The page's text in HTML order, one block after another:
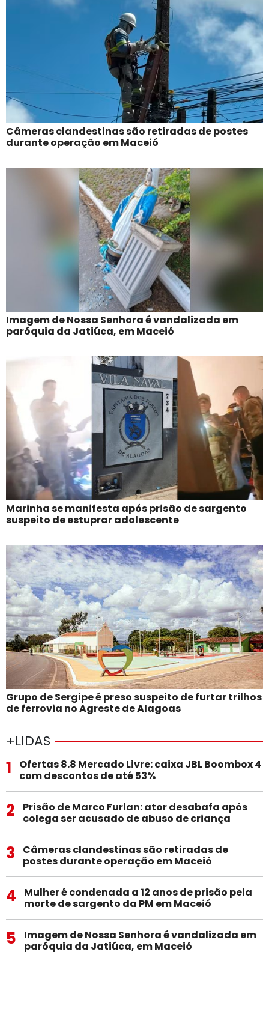
Câmeras clandestinas são retiradas de postes
durante operação em Maceió
Imagem de Nossa Senhora é vandalizada em
paróquia da Jatiúca, em Maceió
Marinha se manifesta após prisão de sargento
suspeito de estuprar adolescente
Grupo de Sergipe é preso suspeito de furtar trilhos
de ferrovia no Agreste de Alagoas
+LIDAS
1
Ofertas 8.8 Mercado Livre: caixa JBL Boombox 4
com descontos de até 53%
2
Prisão de Marco Furlan: ator desabafa após
colega ser acusado de abuso de criança
3
Câmeras clandestinas são retiradas de
postes durante operação em Maceió
4
Mulher é condenada a 12 anos de prisão pela
morte de sargento da PM em Maceió
5
Imagem de Nossa Senhora é vandalizada em
paróquia da Jatiúca, em Maceió